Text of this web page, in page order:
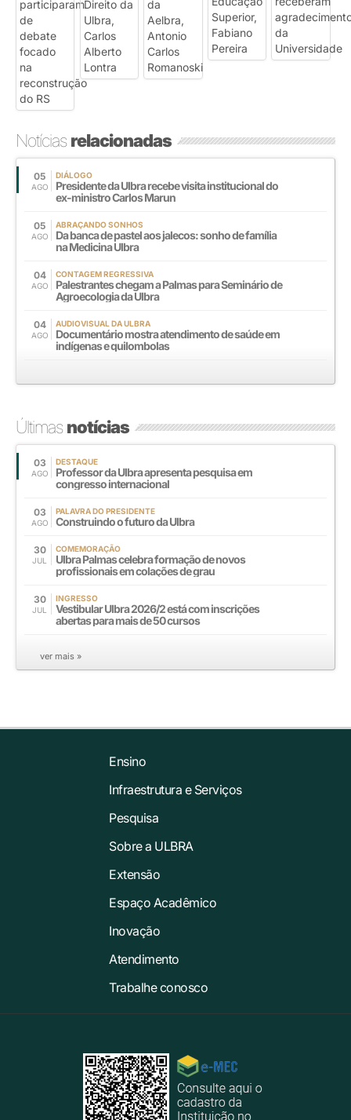
Notíciasrelacionadas
05
AGO
DIÁLOGO
Presidente da Ulbra recebe visita institucional do
ex-ministro Carlos Marun
05
AGO
ABRAÇANDO SONHOS
Da banca de pastel aos jalecos: sonho de família
na Medicina Ulbra
04
AGO
CONTAGEM REGRESSIVA
Palestrantes chegam a Palmas para Seminário de
Agroecologia da Ulbra
04
AGO
AUDIOVISUAL DA ULBRA
Documentário mostra atendimento de saúde em
indígenas e quilombolas
Últimasnotícias
03
AGO
DESTAQUE
Professor da Ulbra apresenta pesquisa em
congresso internacional
03
AGO
PALAVRA DO PRESIDENTE
Construindo o futuro da Ulbra
30
JUL
COMEMORAÇÃO
Ulbra Palmas celebra formação de novos
profissionais em colações de grau
30
JUL
INGRESSO
Vestibular Ulbra 2026/2 está com inscrições
abertas para mais de 50 cursos
ver mais »
Ensino
Infraestrutura e Serviços
Pesquisa
Sobre a ULBRA
Extensão
Espaço Acadêmico
Inovação
Atendimento
Trabalhe conosco